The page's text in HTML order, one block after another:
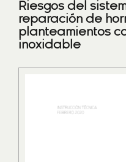
Riesgos del
reparación de
planteamientos
inoxidable